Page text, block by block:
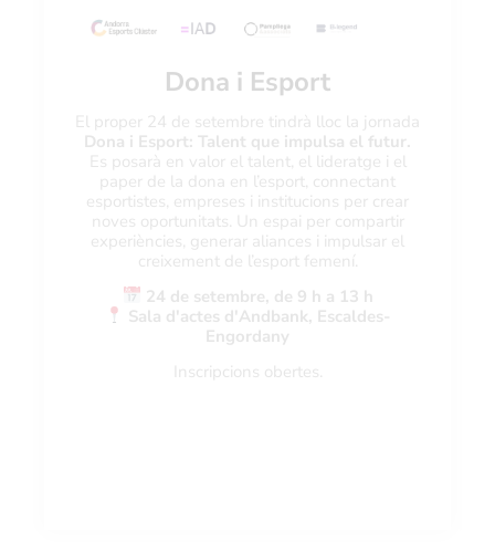
Dona i Esport
El proper 24 de setembre tindrà lloc la jornada
Dona i Esport: Talent que impulsa el futur.
Es posarà en valor el talent, el lideratge i el
paper de la dona en l’esport, connectant
esportistes, empreses i institucions per crear
noves oportunitats. Un espai per compartir
experiències, generar aliances i impulsar el
creixement de l’esport femení.
24 de setembre, de 9 h a 13 h
Sala d'actes d'Andbank, Escaldes-
Engordany
Inscripcions obertes.